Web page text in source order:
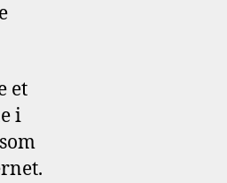
et
i